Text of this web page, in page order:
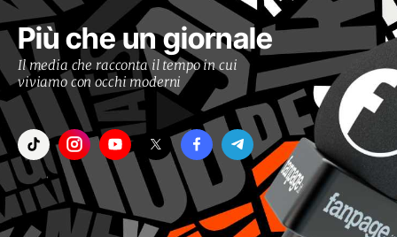
Più che un giornale
Il media che racconta il tempo in cui
viviamo con occhi moderni